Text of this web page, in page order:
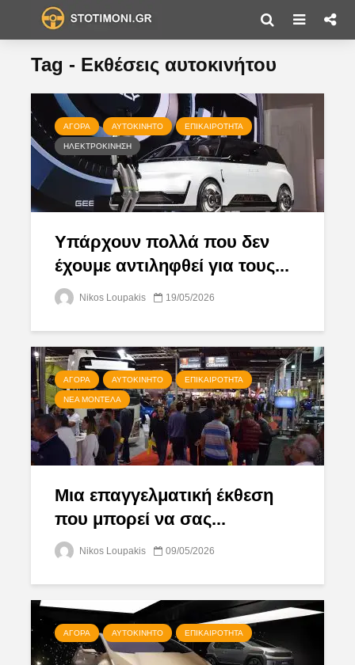
Tag - Εκθέσεις αυτοκινήτου
ΑΓΟΡΆ ΑΥΤΟΚΊΝΗΤΟ ΕΠΙΚΑΙΡΌΤΗΤΑ
ΗΛΕΚΤΡΟΚΊΝΗΣΗ
Υπάρχουν πολλά που δεν
έχουμε αντιληφθεί για τους...
Nikos Loupakis 19/05/2026
ΑΓΟΡΆ ΑΥΤΟΚΊΝΗΤΟ ΕΠΙΚΑΙΡΌΤΗΤΑ
ΝΈΑ ΜΟΝΤΈΛΑ
Μια επαγγελματική έκθεση
που μπορεί να σας...
Nikos Loupakis 09/05/2026
ΑΓΟΡΆ ΑΥΤΟΚΊΝΗΤΟ ΕΠΙΚΑΙΡΌΤΗΤΑ